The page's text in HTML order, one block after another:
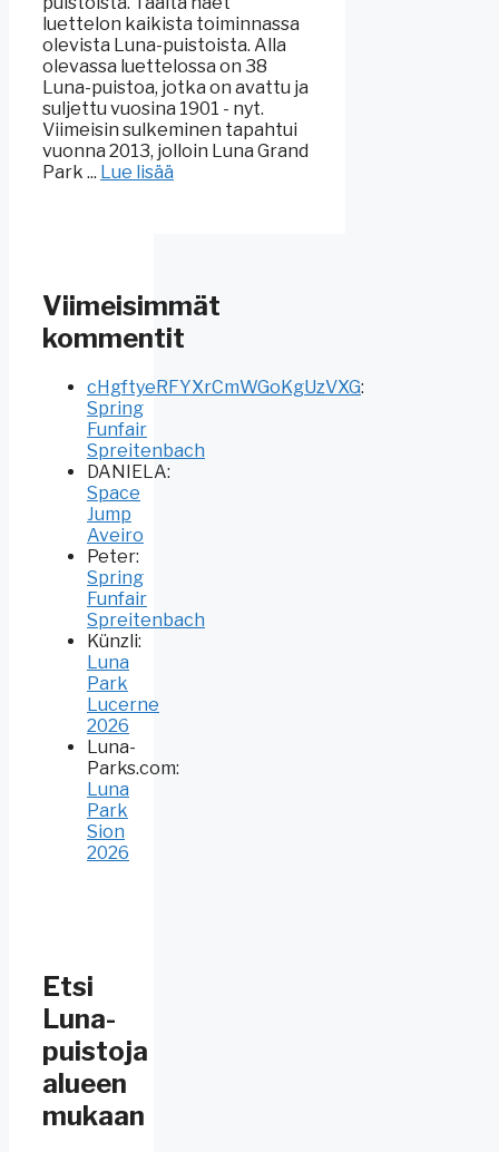
luettelon kaikista toiminnassa
olevista Luna-puistoista. Alla
olevassa luettelossa on 38
Luna-puistoa, jotka on avattu ja
suljettu vuosina 1901 - nyt.
Viimeisin sulkeminen tapahtui
vuonna 2013, jolloin Luna Grand
Park ... Lue lisää
Viimeisimmät
kommentit
cHgftyeRFYXrCmWGoKgUzVXG:
Spring
Funfair
Spreitenbach
DANIELA:
Space
Jump
Aveiro
Peter:
Spring
Funfair
Spreitenbach
Künzli:
Luna
Park
Lucerne
2026
Luna-
Parks.com:
Luna
Park
Sion
2026
Etsi
Luna-
puistoja
alueen
mukaan